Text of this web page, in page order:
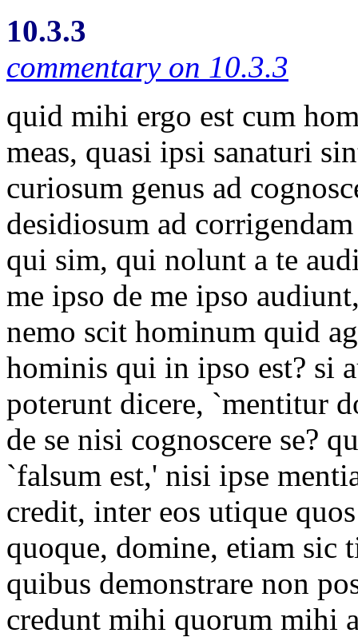
10.3.3
commentary on 10.3.3
quid mihi ergo est cum
meas, quasi ipsi sanaturi
curiosum genus ad
desidiosum ad
qui sim, qui nolunt a te
me ipso de me ipso
nemo scit hominum quid
hominis qui in ipso est? si
poterunt dicere, `mentitur
de se nisi cognoscere se?
`falsum est,' nisi ipse
credit, inter eos utique
quoque, domine, etiam sic
quibus demonstrare non
credunt mihi quorum mihi